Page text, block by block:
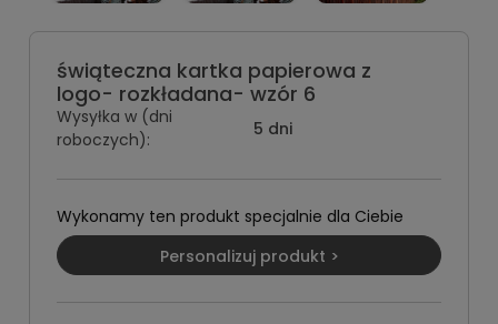
świąteczna kartka papierowa z
logo- rozkładana- wzór 6
Wysyłka w (dni
roboczych):
5 dni
Wykonamy ten produkt specjalnie dla Ciebie
Personalizuj produkt >